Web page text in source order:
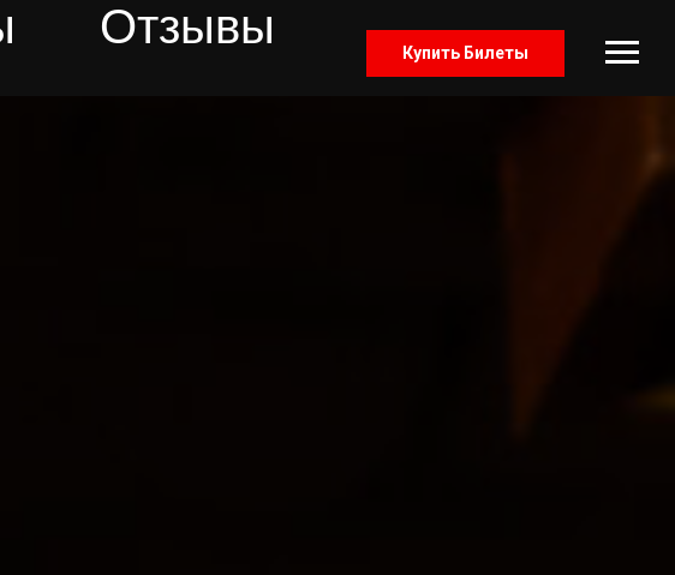
Отзывы
Купить Билеты